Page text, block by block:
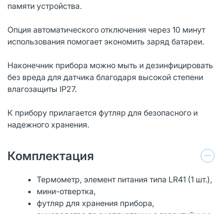
памяти устройства.
Опция автоматического отключения через 10 минут
использования помогает экономить заряд батареи.
Наконечник прибора можно мыть и дезинфицировать
без вреда для датчика благодаря высокой степени
влагозащиты IP27.
К прибору прилагается футляр для безопасного и
надежного хранения.
Комплектация
Термометр, элемент питания типа LR41 (1 шт.),
мини-отвертка,
футляр для хранения прибора,